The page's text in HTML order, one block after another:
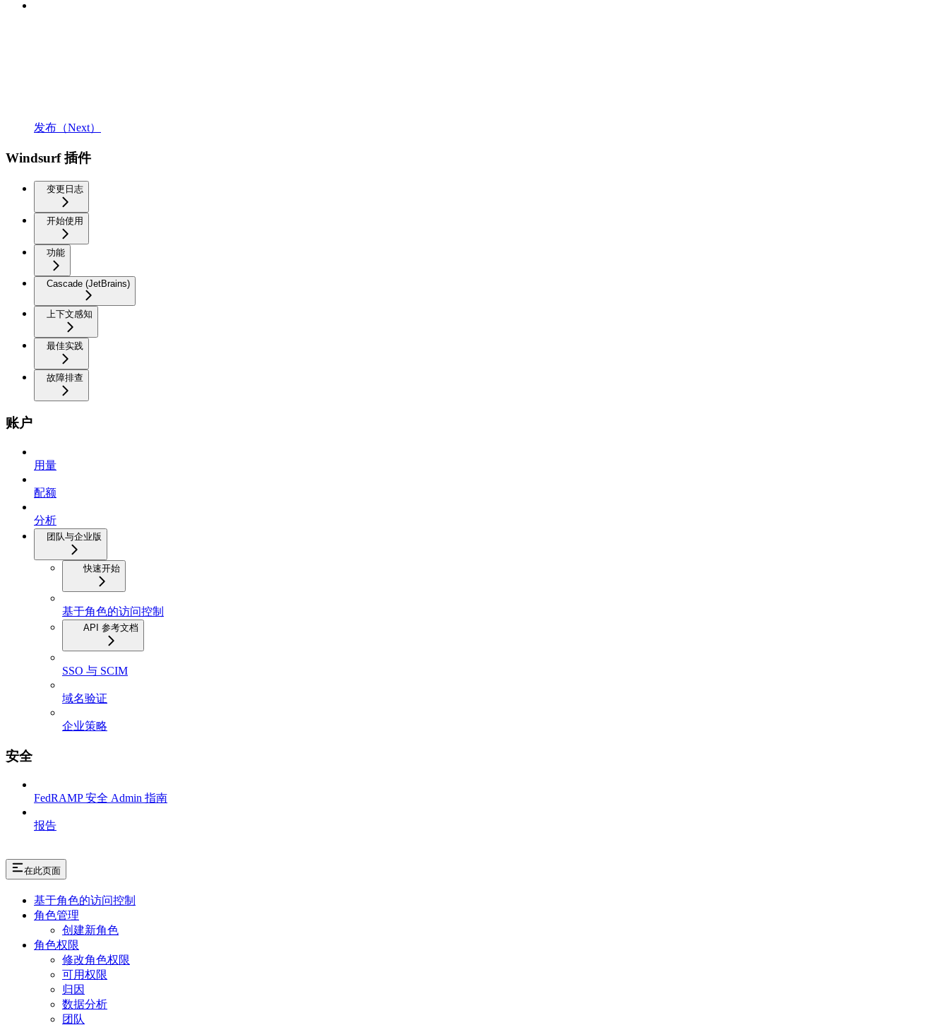
发布（Next）
Windsurf 插件
变更日志
开始使用
功能
Cascade (JetBrains)
上下文感知
最佳实践
故障排查
账户
用量
配额
分析
团队与企业版
快速开始
基于角色的访问控制
API 参考文档
SSO 与 SCIM
域名验证
企业策略
安全
FedRAMP 安全 Admin 指南
报告
在此页面
基于角色的访问控制
角色管理
创建新角色
角色权限
修改角色权限
可用权限
归因
数据分析
团队